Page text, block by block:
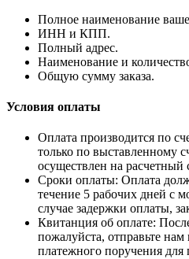
Полное наименование
ИНН и КПП.
Полный адрес.
Наименование и
Общую сумму заказа.
Условия оплаты
Оплата производится по
только по выставленному
осуществлен на
Сроки оплаты: Оплата
течение 5 рабочих дней с
случае задержки оплаты,
Квитанция об оплате:
пожалуйста, отправьте
платежного поручения для